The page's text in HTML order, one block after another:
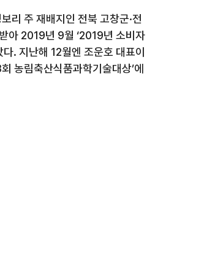
리 주 재배지인 전북 고창군·전
아 2019년 9월 ‘2019년 소비자
다. 지난해 12월엔 조운호 대표이
회 농림축산식품과학기술대상’에